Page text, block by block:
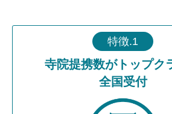
特徴.1
寺院提携数がトップク
全国受付